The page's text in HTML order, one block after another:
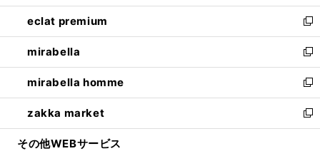
開
く
ウ
で
開
く
ン
ド
ウ
で
開
く
ウ
ィ
ン
ド
ウ
で
開
く
し
い
ウ
ィ
ン
ド
ウ
で
開
eclat premium
新
し
い
ウ
ィ
ン
ド
ウ
mirabella
新
し
い
ウ
ィ
ン
mirabella homme
新
し
い
ウ
zakka market
新
し
その他WEBサービス